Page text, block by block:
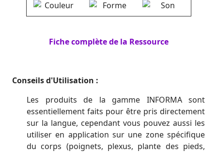
Fiche complète de la Ressource
Conseils d'Utilisation :
Les produits de la gamme INFORMA sont
essentiellement faits pour être pris directement
sur la langue, cependant vous pouvez aussi les
utiliser en application sur une zone spécifique
du corps (poignets, plexus, plante des pieds,